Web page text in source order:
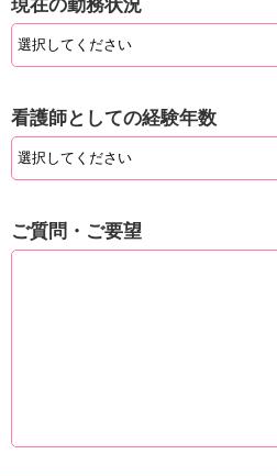
現在の勤務状況
看護師としての経験年数
ご質問・ご要望